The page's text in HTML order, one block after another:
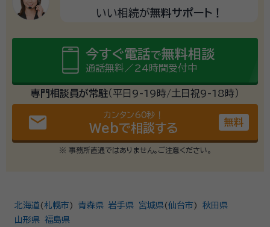
いい相続が無料サポート！
今すぐ電話で無料相談
通話無料／24時間受付中
専門相談員が常駐（平日9-19時/土日祝9-18時）
email カンタン60秒！
Webで相談する 無料
※ 事務所直通ではありません。ご注意ください。
北海道 (札幌市) 青森県 岩手県 宮城県(仙台市)
秋田県
山形県 福島県